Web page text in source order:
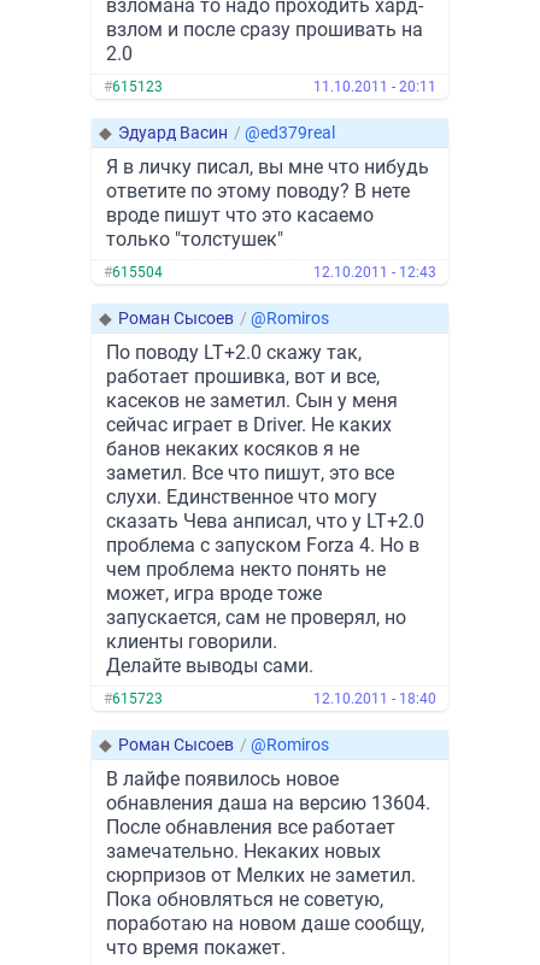
взломана то надо проходить хард-
взлом и после сразу прошивать на
2.0
#615123 11.10.2011 - 20:11
◆ Эдуард Васин / @ed379real
Я в личку писал, вы мне что нибудь
ответите по этому поводу? В нете
вроде пишут что это касаемо
только "толстушек"
#615504 12.10.2011 - 12:43
◆ Роман Сысоев / @Romiros
По поводу LT+2.0 скажу так,
работает прошивка, вот и все,
касеков не заметил. Сын у меня
сейчас играет в Driver. Не каких
банов некаких косяков я не
заметил. Все что пишут, это все
слухи. Единственное что могу
сказать Чева анписал, что у LT+2.0
проблема с запуском Forza 4. Но в
чем проблема некто понять не
может, игра вроде тоже
запускается, сам не проверял, но
клиенты говорили.
Делайте выводы сами.
#615723 12.10.2011 - 18:40
◆ Роман Сысоев / @Romiros
В лайфе появилось новое
обнавления даша на версию 13604.
После обнавления все работает
замечательно. Некаких новых
сюрпризов от Мелких не заметил.
Пока обновляться не советую,
поработаю на новом даше сообщу,
что время покажет.